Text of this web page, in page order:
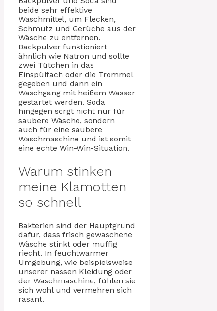
beide sehr effektive
Waschmittel, um Flecken,
Schmutz und Gerüche aus der
Wäsche zu entfernen.
Backpulver funktioniert
ähnlich wie Natron und sollte
zwei Tütchen in das
Einspülfach oder die Trommel
gegeben und dann ein
Waschgang mit heißem Wasser
gestartet werden. Soda
hingegen sorgt nicht nur für
saubere Wäsche, sondern
auch für eine saubere
Waschmaschine und ist somit
eine echte Win-Win-Situation.
Warum stinken
meine Klamotten
so schnell
Bakterien sind der Hauptgrund
dafür, dass frisch gewaschene
Wäsche stinkt oder muffig
riecht. In feuchtwarmer
Umgebung, wie beispielsweise
unserer nassen Kleidung oder
der Waschmaschine, fühlen sie
sich wohl und vermehren sich
rasant.